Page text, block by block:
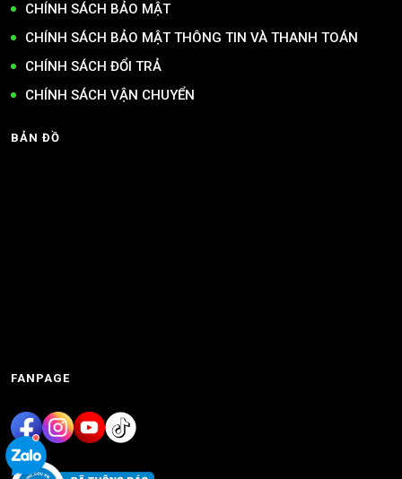
CHÍNH SÁCH BẢO MẬT
CHÍNH SÁCH BẢO MẬT THÔNG TIN VÀ THANH TOÁN
CHÍNH SÁCH ĐỔI TRẢ
CHÍNH SÁCH VẬN CHUYỂN
BẢN ĐỒ
FANPAGE